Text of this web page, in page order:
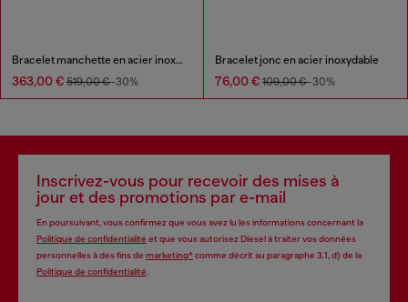
Bracelet manchette en acier inoxydable
363,00 € 519,00 €-30%
Bracelet jonc en acier inoxydable
76,00 € 109,00 €-30%
Inscrivez-vous pour recevoir des mises à
jour et des promotions par e-mail
En poursuivant, vous confirmez que vous avez lu les informations concernant la
Politique de confidentialité et que vous autorisez Diesel à traiter vos données
personnelles à des fins de marketing*comme décrit au paragraphe 3.1, d) de la
Politique de confidentialité